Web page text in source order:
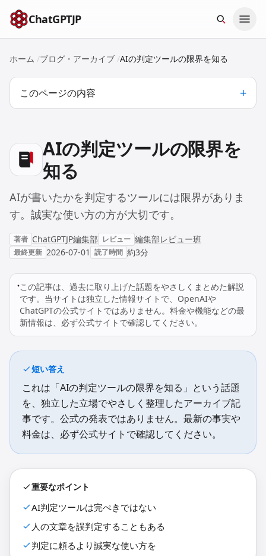
本文へスキップ
ChatGPTJP
ホーム /ブログ・アーカイブ /AIの判定ツールの限界を知る
このページの内容
AIの判定ツールの限界を
知る
AIが書いたかを判定するツールには限界がありま
す。誠実な使い方の方が大切です。
著者 ChatGPTJP編集部 レビュー 編集部レビュー班
最終更新 2026-07-01 読了時間 約3分
この記事は、過去に取り上げた話題をやさしくまとめた解説
です。当サイトは独立した情報サイトで、OpenAIや
ChatGPTの公式サイトではありません。料金や機能などの最
新情報は、必ず公式サイトで確認してください。
短い答え
これは「AIの判定ツールの限界を知る」という話題
を、独立した立場でやさしく整理したアーカイブ記
事です。公式の発表ではありません。最新の事実や
料金は、必ず公式サイトで確認してください。
重要なポイント
AI判定ツールは完ぺきではない
人の文章を誤判定することもある
判定に頼るより誠実な使い方を